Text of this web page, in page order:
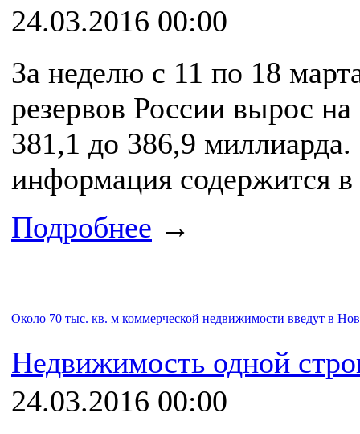
24.03.2016 00:00
За неделю с 11 по 18
резервов России вырос
381,1 до 386,9
информация содержится
Подробнее →
Около 70 тыс. кв. м коммерческой недвижимости введут в
Недвижимость одной
24.03.2016 00:00